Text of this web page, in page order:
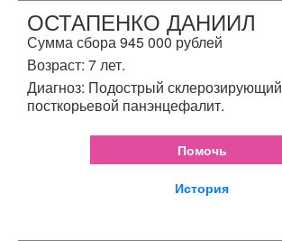
ОСТАПЕНКО ДАНИИЛ
Сумма сбора 945 000 рублей
Возраст: 7 лет.
Диагноз: Подострый склерозирующий
посткорьевой панэнцефалит.
Помочь
История